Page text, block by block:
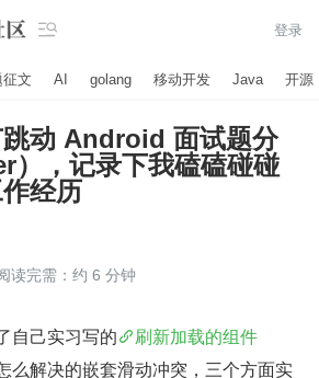
 登录
征文 AI golang 移动开发 Java 开源
动 Android 面试题分
），记录下我磕磕碰碰
经历
读完需：约 6 分钟
自己实习写的
刷新加载的组件
么解决的嵌套滑动冲突，三个方面实